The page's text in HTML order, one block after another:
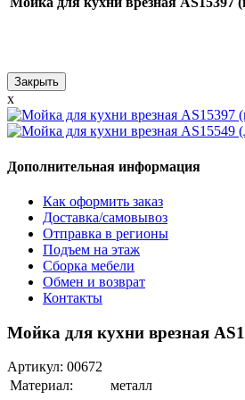
Закрыть
x
Дополнительная информация
Как оформить заказ
Доставка/самовывоз
Отправка в регионы
Подъем на этаж
Сборка мебели
Обмен и возврат
Контакты
Мойка для кухни врезная
Артикул: 00672
Материал:
металл